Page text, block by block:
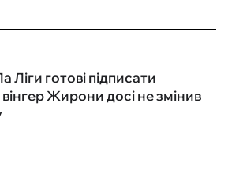
Ліги готові підписати
Жирони досі не змінив